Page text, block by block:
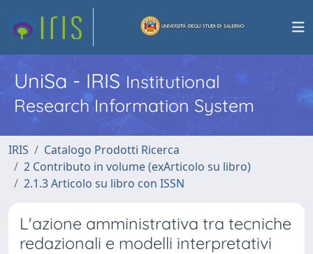
UniSa - IRISInstitutional
Research Information System
IRIS
Catalogo Prodotti Ricerca
2 Contributo in volume (exArticolo su libro)
2.1.3 Articolo su libro con ISSN
L'azione amministrativa tra tecniche
redazionali e modelli interpretativi